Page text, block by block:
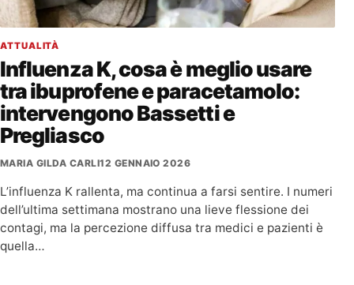
ATTUALITÀ
Influenza K, cosa è meglio usare
tra ibuprofene e paracetamolo:
intervengono Bassetti e
Pregliasco
MARIA GILDA CARLI12 GENNAIO 2026
L’influenza K rallenta, ma continua a farsi sentire. I numeri
dell’ultima settimana mostrano una lieve flessione dei
contagi, ma la percezione diffusa tra medici e pazienti è
quella…